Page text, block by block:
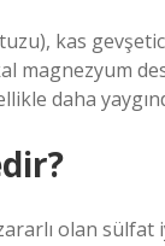
kas
magnezyum
daha
olan sülfat